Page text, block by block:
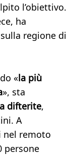
l’obiettivo.
ha
regione di
«la più
», sta
difterite,
A
nel remoto
persone